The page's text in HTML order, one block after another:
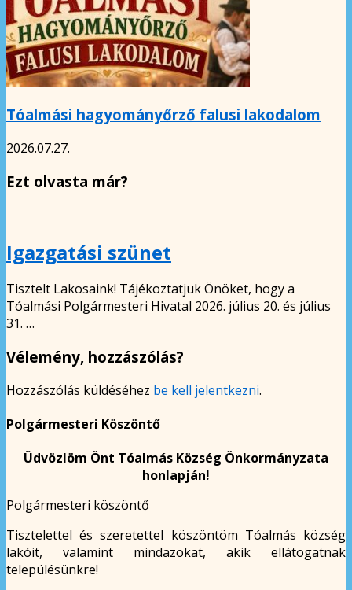
Tóalmási hagyományőrző falusi lakodalom
2026.07.27.
Ezt olvasta már?
Igazgatási szünet
Tisztelt Lakosaink! Tájékoztatjuk Önöket, hogy a
Tóalmási Polgármesteri Hivatal 2026. július 20. és július
31. …
Vélemény, hozzászólás?
Hozzászólás küldéséhez be kell jelentkezni.
Polgármesteri Köszöntő
Üdvözlöm Önt Tóalmás Község Önkormányzata
honlapján!
Polgármesteri köszöntő
Tisztelettel és szeretettel köszöntöm Tóalmás község
lakóit, valamint mindazokat, akik ellátogatnak
településünkre!